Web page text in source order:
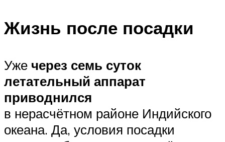
Жизнь после посадки
Уже через семь суток
летательный аппарат
приводнился
в нерасчётном районе Индийского
океана. Да, условия посадки